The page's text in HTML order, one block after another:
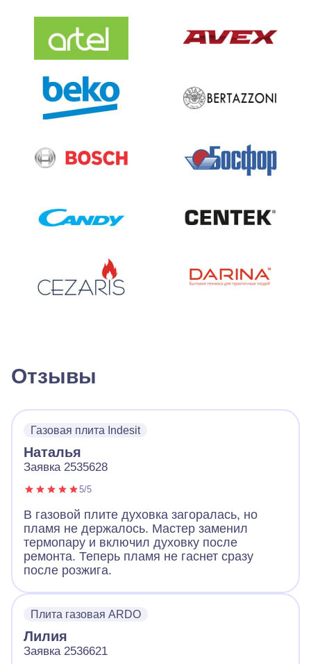
Отзывы
Газовая плита Indesit
Наталья
Заявка 2535628
5/5
В газовой плите духовка загоралась, но
пламя не держалось. Мастер заменил
термопару и включил духовку после
ремонта. Теперь пламя не гаснет сразу
после розжига.
Плита газовая ARDO
Лилия
Заявка 2536621